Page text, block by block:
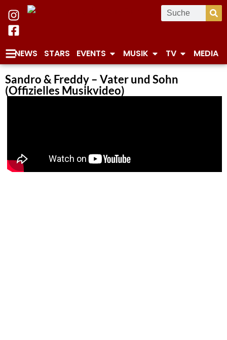
NEWS STARS EVENTS MUSIK TV MEDIA
Sandro & Freddy – Vater und Sohn
(Offizielles Musikvideo)